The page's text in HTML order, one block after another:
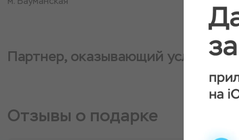
Партнер, оказывающий услугу
Отзывы о подарке